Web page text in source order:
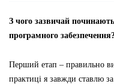
З чого зазвичай
програмного
Перший етап – правильно
практиці я завжди ставлю